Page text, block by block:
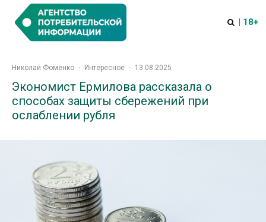
| 18+
Николай Фоменко · Интересное · 13.08.2025
Экономист Ермилова рассказала о
способах защиты сбережений при
ослаблении рубля